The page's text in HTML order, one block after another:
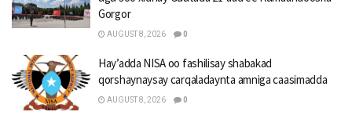
Gorgor
AUGUST 8, 2026 0
Hay’adda NISA oo fashilisay shabakad
qorshaynaysay carqaladaynta amniga caasimadda
AUGUST 8, 2026 0